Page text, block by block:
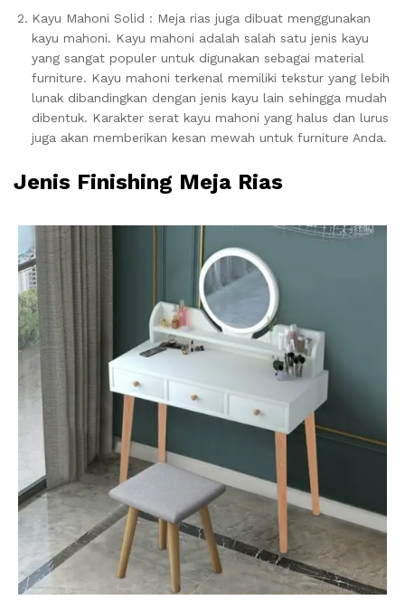
Kayu Mahoni Solid : Meja rias juga dibuat menggunakan
kayu mahoni. Kayu mahoni adalah salah satu jenis kayu
yang sangat populer untuk digunakan sebagai material
furniture. Kayu mahoni terkenal memiliki tekstur yang lebih
lunak dibandingkan dengan jenis kayu lain sehingga mudah
dibentuk. Karakter serat kayu mahoni yang halus dan lurus
juga akan memberikan kesan mewah untuk furniture Anda.
Jenis Finishing Meja Rias